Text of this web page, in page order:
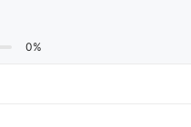
0%